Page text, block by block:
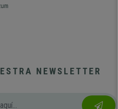
NEWSLETTER